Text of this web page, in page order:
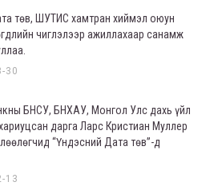
төв, ШУТИС хамтран хиймэл оюун
чиглэлээр ажиллахаар санамж
30
БНСУ, БНХАУ, Монгол Улс дахь үйл
дарга Ларс Кристиан Муллер
“Үндэсний Дата төв”-д
13